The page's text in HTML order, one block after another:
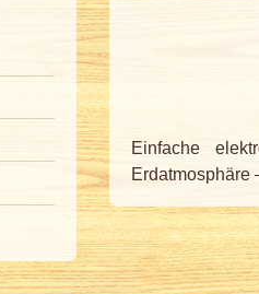
Einfache
Erdatmosphäre